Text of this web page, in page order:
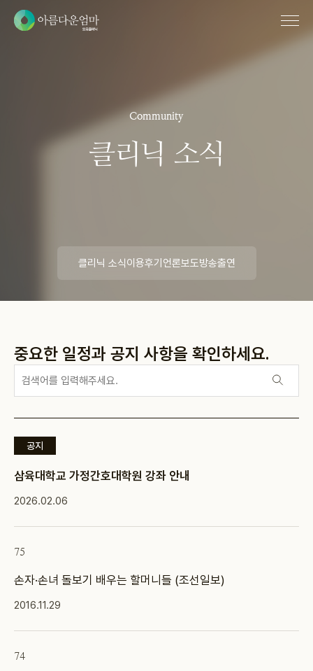
Community
클리닉 소식
클리닉 소식이용후기 언론보도방송출연
중요한 일정과 공지 사항을 확인하세요.
공지
삼육대학교 가정간호대학원 강좌 안내
2026.02.06
75
손자·손녀 돌보기 배우는 할머니들 (조선일보)
2016.11.29
74